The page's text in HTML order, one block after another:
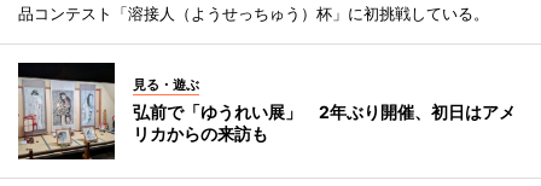
品コンテスト「溶接人（ようせっちゅう）杯」に初挑戦している。
見る・遊ぶ
弘前で「ゆうれい展」 2年ぶり開催、初日はアメ
リカからの来訪も